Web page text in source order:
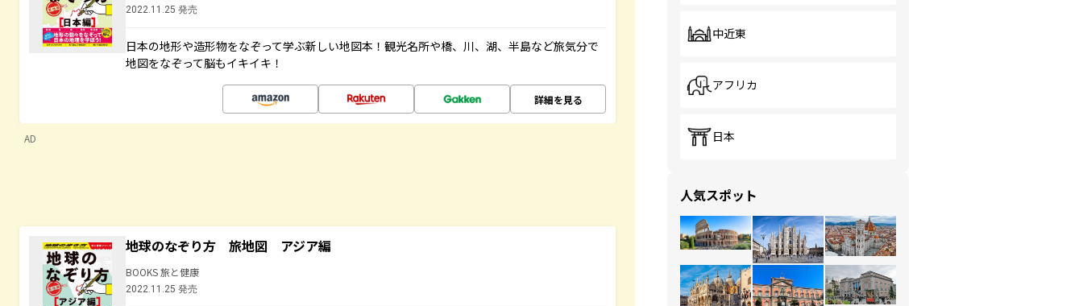
2022.11.25 発売
日本の地形や造形物をなぞって学ぶ新しい地図本！観光名所や橋、川、湖、半島など旅気分で
地図をなぞって脳もイキイキ！
詳細を見る
AD
地球のなぞり方 旅地図 アジア編
BOOKS 旅と健康
2022.11.25 発売
中近東
アフリカ
日本
人気スポット